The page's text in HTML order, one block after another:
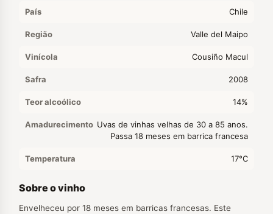
País Chile
Região Valle del Maipo
Vinícola Cousiño Macul
Safra 2008
Teor alcoólico 14%
Amadurecimento Uvas de vinhas velhas de 30 a 85 anos.
Passa 18 meses em barrica francesa
Temperatura 17°C
Sobre o vinho
Envelheceu por 18 meses em barricas francesas. Este